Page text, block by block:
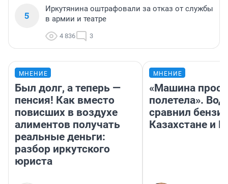
5
Иркутянина оштрафовали за отказ от службы
в армии и театре
4 836 3
МНЕНИЕ
Был долг, а теперь —
пенсия! Как вместо
повисших в воздухе
алиментов получать
реальные деньги:
разбор иркутского
юриста
МНЕНИЕ
«Машина
полетела».
сравнил
Казахстане и